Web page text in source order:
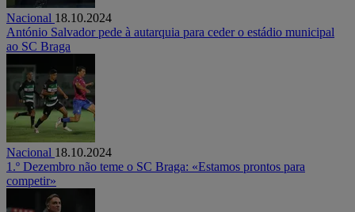
Nacional 18.10.2024
António Salvador pede à autarquia para ceder o estádio municipal
ao SC Braga
Nacional 18.10.2024
1.º Dezembro não teme o SC Braga: «Estamos prontos para
competir»